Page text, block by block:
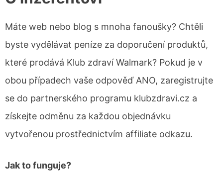
Máte web nebo blog s mnoha fanoušky? Chtěli
byste vydělávat peníze za doporučení produktů,
které prodává Klub zdraví Walmark? Pokud je v
obou případech vaše odpověď ANO, zaregistrujte
se do partnerského programu klubzdravi.cz a
získejte odměnu za každou objednávku
vytvořenou prostřednictvím affiliate odkazu.
Jak to funguje?